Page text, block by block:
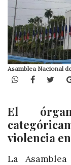
Asamblea Nacional
WhatsApp
El
violencia
La